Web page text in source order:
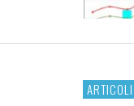
2023